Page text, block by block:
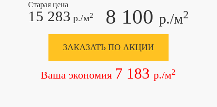
Старая цена
15 283 р./м2 8 100 р./м2
ЗАКАЗАТЬ ПО АКЦИИ
Ваша экономия 7 183р./м2